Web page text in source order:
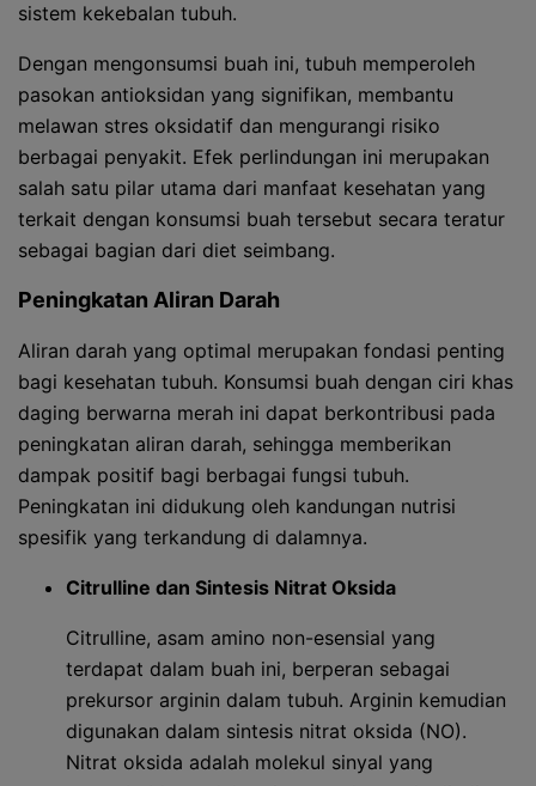
sistem kekebalan tubuh.
Dengan mengonsumsi buah ini, tubuh memperoleh
pasokan antioksidan yang signifikan, membantu
melawan stres oksidatif dan mengurangi risiko
berbagai penyakit. Efek perlindungan ini merupakan
salah satu pilar utama dari manfaat kesehatan yang
terkait dengan konsumsi buah tersebut secara teratur
sebagai bagian dari diet seimbang.
Peningkatan Aliran Darah
Aliran darah yang optimal merupakan fondasi penting
bagi kesehatan tubuh. Konsumsi buah dengan ciri khas
daging berwarna merah ini dapat berkontribusi pada
peningkatan aliran darah, sehingga memberikan
dampak positif bagi berbagai fungsi tubuh.
Peningkatan ini didukung oleh kandungan nutrisi
spesifik yang terkandung di dalamnya.
Citrulline dan Sintesis Nitrat Oksida
Citrulline, asam amino non-esensial yang
terdapat dalam buah ini, berperan sebagai
prekursor arginin dalam tubuh. Arginin kemudian
digunakan dalam sintesis nitrat oksida (NO).
Nitrat oksida adalah molekul sinyal yang